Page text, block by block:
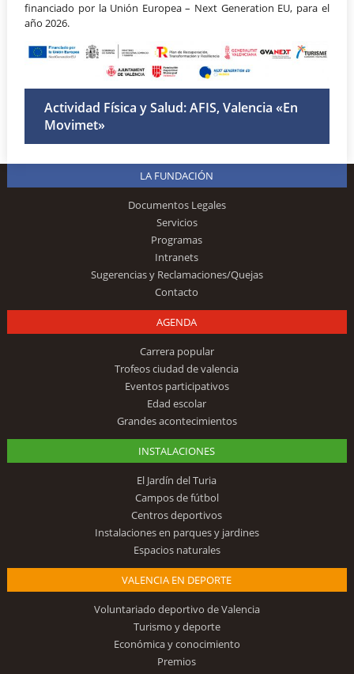
financiado por la Unión Europea – Next Generation EU, para el
año 2026.
Actividad Física y Salud: AFIS, Valencia «En
Movimet»
LA FUNDACIÓN
Documentos Legales
Servicios
Programas
Intranets
Sugerencias y Reclamaciones/Quejas
Contacto
AGENDA
Carrera popular
Trofeos ciudad de valencia
Eventos participativos
Edad escolar
Grandes acontecimientos
INSTALACIONES
El Jardín del Turia
Campos de fútbol
Centros deportivos
Instalaciones en parques y jardines
Espacios naturales
VALENCIA EN DEPORTE
Voluntariado deportivo de Valencia
Turismo y deporte
Económica y conocimiento
Premios